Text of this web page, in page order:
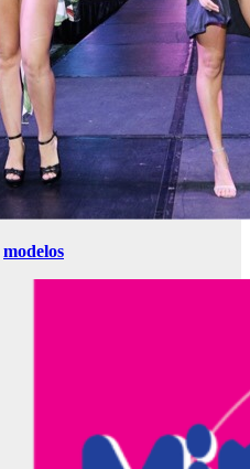
modelos